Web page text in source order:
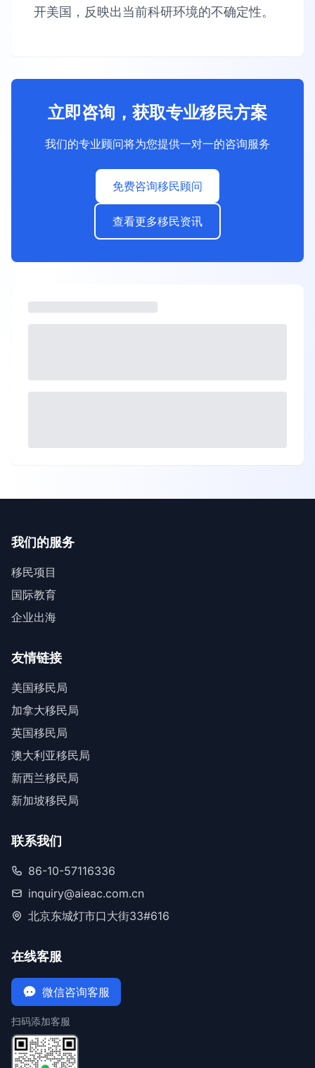
开美国，反映出当前科研环境的不确定性。
立即咨询，获取专业移民方案
我们的专业顾问将为您提供一对一的咨询服务
免费咨询移民顾问
查看更多移民资讯
我们的服务
移民项目
国际教育
企业出海
友情链接
美国移民局
加拿大移民局
英国移民局
澳大利亚移民局
新西兰移民局
新加坡移民局
联系我们
86-10-57116336
inquiry@aieac.com.cn
北京东城灯市口大街33#616
在线客服
微信咨询客服
扫码添加客服